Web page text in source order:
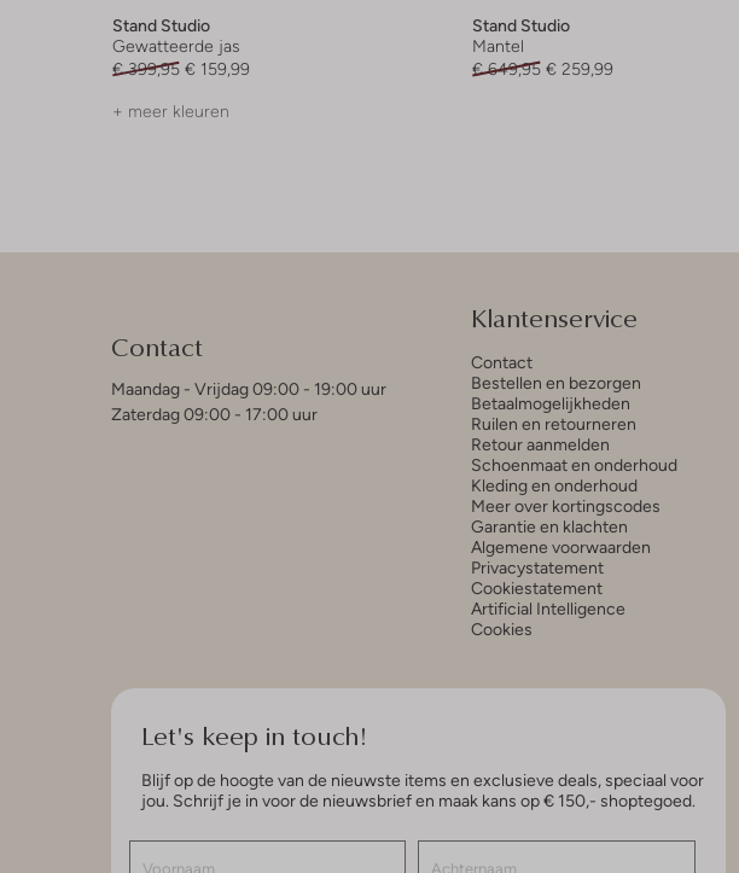
Stand Studio
Gewatteerde jas
€ 399,95 € 159,99
+ meer kleuren
Stand Studio
Mantel
€ 649,95 € 259,99
Contact
Maandag - Vrijdag 09:00 - 19:00 uur
Zaterdag 09:00 - 17:00 uur
Klantenservice
Contact
Bestellen en bezorgen
Betaalmogelijkheden
Ruilen en retourneren
Retour aanmelden
Schoenmaat en onderhoud
Kleding en onderhoud
Meer over kortingscodes
Garantie en klachten
Algemene voorwaarden
Privacystatement
Cookiestatement
Artificial Intelligence
Cookies
Let's keep in touch!
Blijf op de hoogte van de nieuwste items en exclusieve deals, speciaal voor
jou. Schrijf je in voor de nieuwsbrief en maak kans op € 150,- shoptegoed.